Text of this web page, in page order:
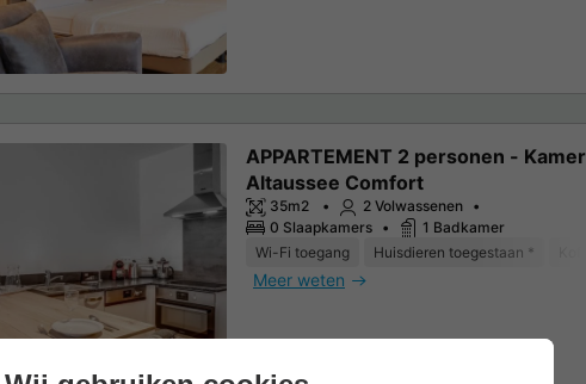
APPARTEMENT 2 personen - Kamer
Altaussee Comfort
35m2
2 Volwassenen
0 Slaapkamers
1 Badkamer
Wi-Fi toegang
Huisdieren toegestaan *
Meer weten